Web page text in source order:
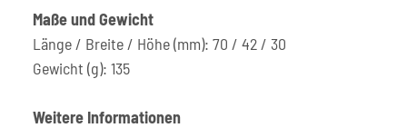
Maße und Gewicht
Länge / Breite / Höhe (mm): 70 / 42 / 30
Gewicht (g): 135
Weitere Informationen